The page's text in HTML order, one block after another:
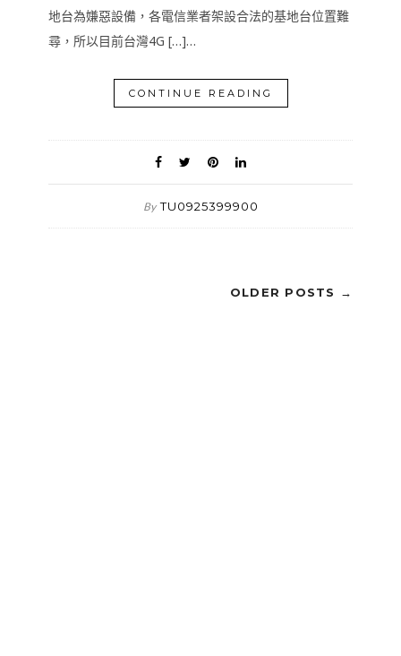
地台為嫌惡設備，各電信業者架設合法的基地台位置難
尋，所以目前台灣4G […]…
CONTINUE READING
By TU0925399900
OLDER POSTS →